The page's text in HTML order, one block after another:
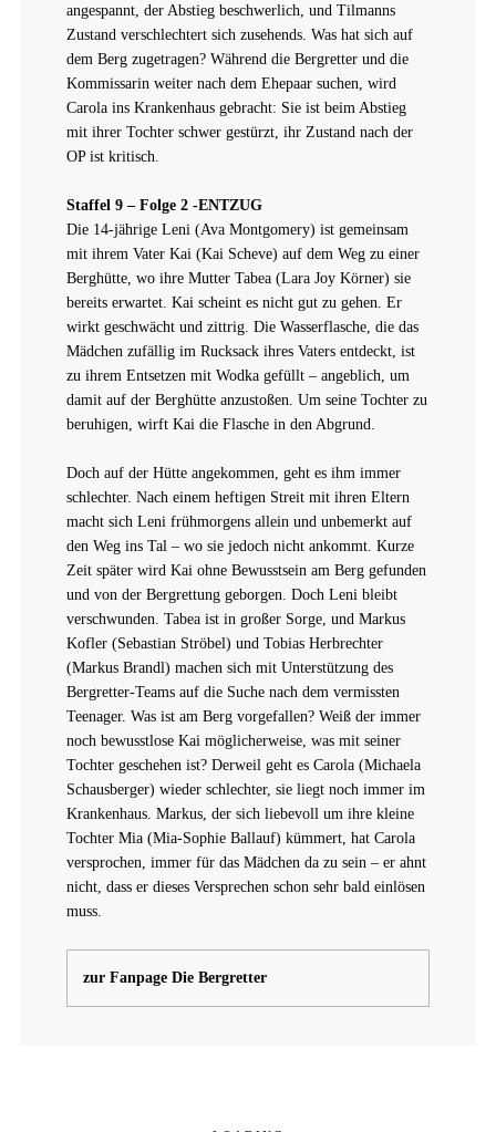
angespannt, der Abstieg beschwerlich, und Tilmanns
Zustand verschlechtert sich zusehends. Was hat sich auf
dem Berg zugetragen? Während die Bergretter und die
Kommissarin weiter nach dem Ehepaar suchen, wird
Carola ins Krankenhaus gebracht: Sie ist beim Abstieg
mit ihrer Tochter schwer gestürzt, ihr Zustand nach der
OP ist kritisch.
Staffel 9 – Folge 2 -ENTZUG
Die 14-jährige Leni (Ava Montgomery) ist gemeinsam
mit ihrem Vater Kai (Kai Scheve) auf dem Weg zu einer
Berghütte, wo ihre Mutter Tabea (Lara Joy Körner) sie
bereits erwartet. Kai scheint es nicht gut zu gehen. Er
wirkt geschwächt und zittrig. Die Wasserflasche, die das
Mädchen zufällig im Rucksack ihres Vaters entdeckt, ist
zu ihrem Entsetzen mit Wodka gefüllt – angeblich, um
damit auf der Berghütte anzustoßen. Um seine Tochter zu
beruhigen, wirft Kai die Flasche in den Abgrund.
Doch auf der Hütte angekommen, geht es ihm immer
schlechter. Nach einem heftigen Streit mit ihren Eltern
macht sich Leni frühmorgens allein und unbemerkt auf
den Weg ins Tal – wo sie jedoch nicht ankommt. Kurze
Zeit später wird Kai ohne Bewusstsein am Berg gefunden
und von der Bergrettung geborgen. Doch Leni bleibt
verschwunden. Tabea ist in großer Sorge, und Markus
Kofler (Sebastian Ströbel) und Tobias Herbrechter
(Markus Brandl) machen sich mit Unterstützung des
Bergretter-Teams auf die Suche nach dem vermissten
Teenager. Was ist am Berg vorgefallen? Weiß der immer
noch bewusstlose Kai möglicherweise, was mit seiner
Tochter geschehen ist? Derweil geht es Carola (Michaela
Schausberger) wieder schlechter, sie liegt noch immer im
Krankenhaus. Markus, der sich liebevoll um ihre kleine
Tochter Mia (Mia-Sophie Ballauf) kümmert, hat Carola
versprochen, immer für das Mädchen da zu sein – er ahnt
nicht, dass er dieses Versprechen schon sehr bald einlösen
muss.
zur Fanpage Die Bergretter